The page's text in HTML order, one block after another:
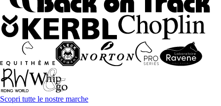
Scopri tutte le nostre marche